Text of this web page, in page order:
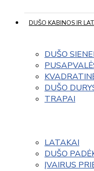
DUŠO KABINOS IR
DUŠO
DUŠO
TRAPAI
LATAKAI
DUŠO
ĮVAIRUS